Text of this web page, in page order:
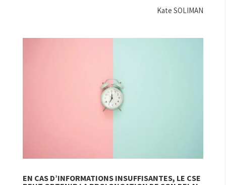
Kate SOLIMAN
EN CAS D’INFORMATIONS INSUFFISANTES, LE CSE